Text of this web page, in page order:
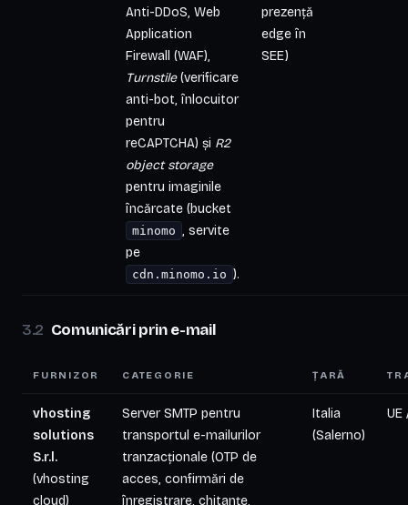
Anti-DDoS, Web
Application
Firewall (WAF),
Turnstile(verificare
anti-bot, înlocuitor
pentru
reCAPTCHA) și R2
object storage
pentru imaginile
încărcate (bucket
minomo , servite
pe
cdn.minomo.io ).
prezență
edge în
SEE)
Comunicări prin e-mail
FURNIZOR CATEGORIE ȚARĂ
vhosting
solutions
S.r.l.
(vhosting
cloud)
Server SMTP pentru
transportul e-mailurilor
tranzacționale (OTP de
acces, confirmări de
înregistrare, chitanțe,
Italia
(Salerno)
UE